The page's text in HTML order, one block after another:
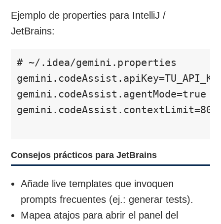
Ejemplo de properties para IntelliJ /
JetBrains:
# ~/.idea/gemini.properties
gemini.codeAssist.agentMode=true
Consejos prácticos para JetBrains
Añade live templates que invoquen
prompts frecuentes (ej.: generar tests).
Mapea atajos para abrir el panel del